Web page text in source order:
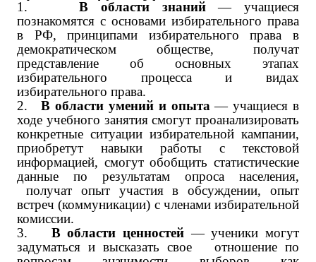
1. В области знаний— учащиеся
познакомятся с основами избирательного права
в РФ, принципами избирательного права в
демократическом обществе, получат
представление об основных этапах
избирательного процесса и видах
избирательного права.
2.
В области умений и опыта — учащиеся в
ходе учебного занятия смогут проанализировать
конкретные ситуации избирательной кампании,
приобретут навыки работы с текстовой
информацией, смогут обобщить статистические
данные по результатам опроса населения,
получат опыт участия в обсуждении, опыт
встреч (коммуникации) с членами избирательной
комиссии.
3.
В области ценностей— ученики могут
задуматься и высказать свое отношение по